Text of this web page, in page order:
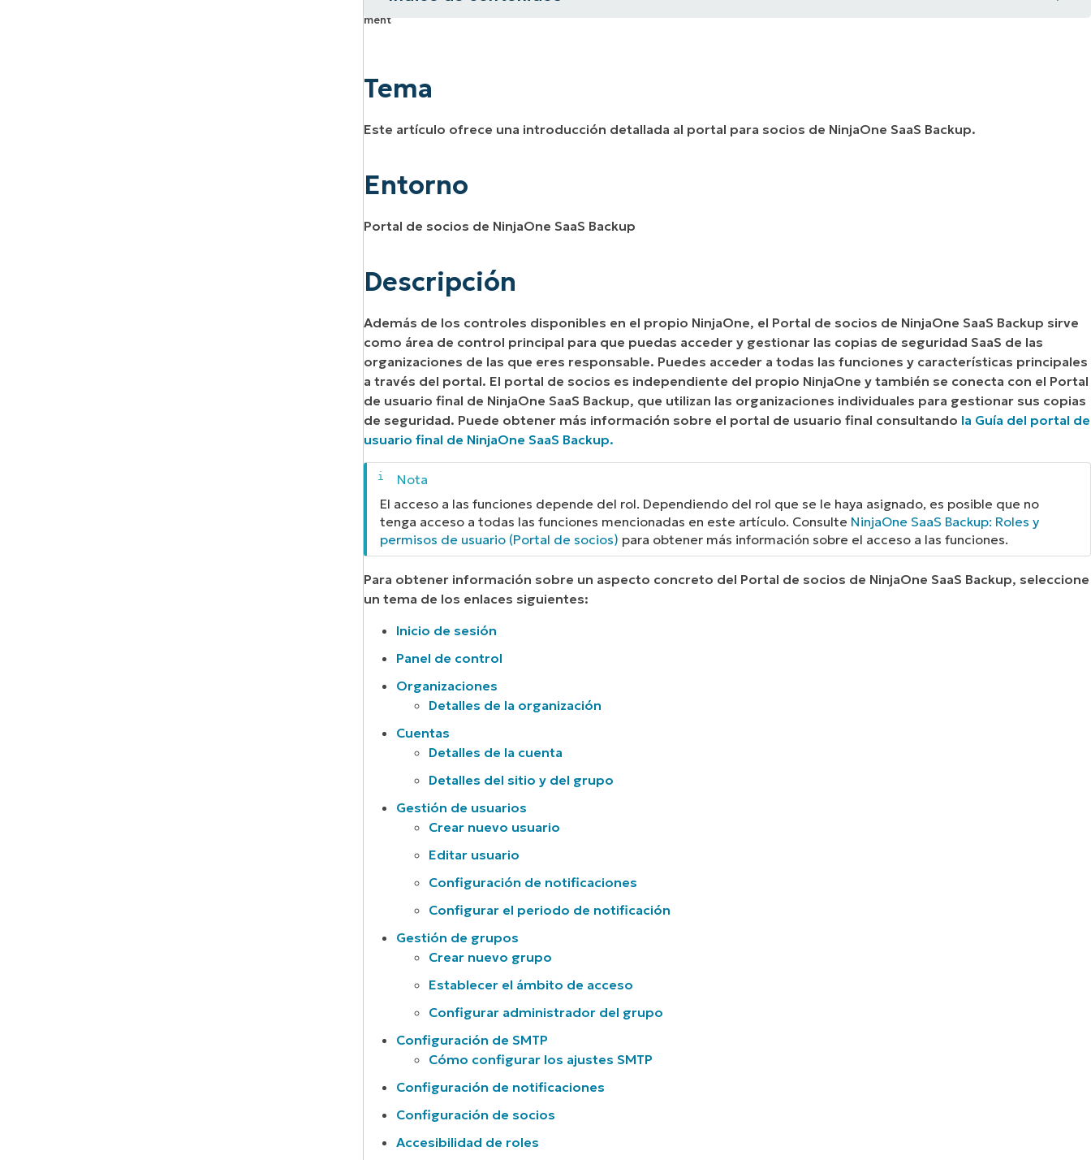
Tema
Este artículo ofrece una introducción detallada al portal para socios de NinjaOne SaaS Backup.
Entorno
Portal de socios de NinjaOne SaaS Backup
Descripción
Además de los controles disponibles en el propio NinjaOne, el Portal de socios de NinjaOne SaaS Backup sirve
como área de control principal para que puedas acceder y gestionar las copias de seguridad SaaS de las
organizaciones de las que eres responsable. Puedes acceder a todas las funciones y características principales
a través del portal. El portal de socios es independiente del propio NinjaOne y también se conecta con el Portal
de usuario final de NinjaOne SaaS Backup, que utilizan las organizaciones individuales para gestionar sus copias
de seguridad. Puede obtener más información sobre el portal de usuario final consultando la Guía del portal de
usuario final de NinjaOne SaaS Backup.
El acceso a las funciones depende del rol. Dependiendo del rol que se le haya asignado, es posible que no
tenga acceso a todas las funciones mencionadas en este artículo. Consulte NinjaOne SaaS Backup: Roles y
permisos de usuario (Portal de socios) para obtener más información sobre el acceso a las funciones.
Para obtener información sobre un aspecto concreto del Portal de socios de NinjaOne SaaS Backup, seleccione
un tema de los enlaces siguientes:
Inicio de sesión
Panel de control
Organizaciones
Detalles de la organización
Cuentas
Detalles de la cuenta
Detalles del sitio y del grupo
Gestión de usuarios
Crear nuevo usuario
Editar usuario
Configuración de notificaciones
Configurar el periodo de notificación
Gestión de grupos
Crear nuevo grupo
Establecer el ámbito de acceso
Configurar administrador del grupo
Configuración de SMTP
Cómo configurar los ajustes SMTP
Configuración de notificaciones
Configuración de socios
Accesibilidad de roles